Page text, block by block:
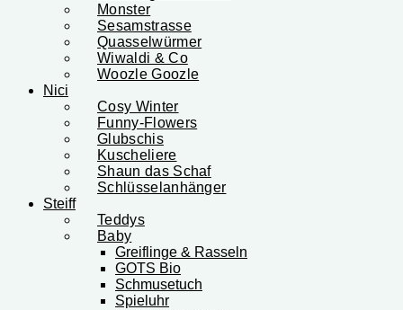
Monster
Sesamstrasse
Quasselwürmer
Wiwaldi & Co
Woozle Goozle
Nici
Cosy Winter
Funny-Flowers
Glubschis
Kuscheliere
Shaun das Schaf
Schlüsselanhänger
Steiff
Teddys
Baby
Greiflinge & Rasseln
GOTS Bio
Schmusetuch
Spieluhr